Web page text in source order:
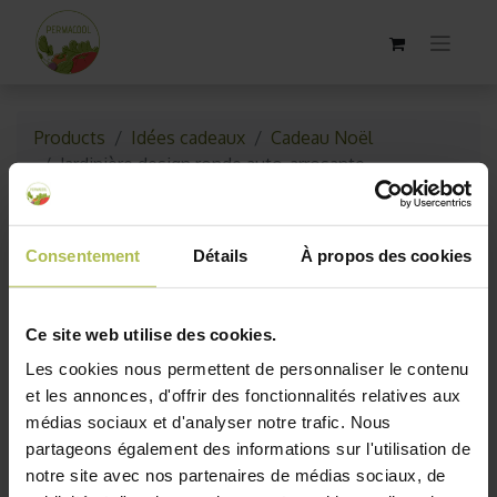
Consentement Détails À propos des cookies
Ce site web utilise des cookies.
Les cookies nous permettent de personnaliser le contenu
et les annonces, d'offrir des fonctionnalités relatives aux
médias sociaux et d'analyser notre trafic. Nous
partageons également des informations sur l'utilisation de
notre site avec nos partenaires de médias sociaux, de
Products Idées cadeaux
Cadeau Noël
Jardinière design ronde auto-arrosante